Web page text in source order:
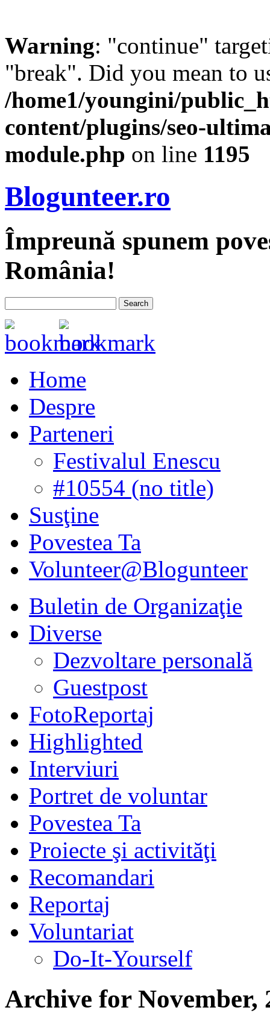
Warning: "continue"
"break". Did you mean to
/home1/youngini/
content/plugins/seo-
module.php on line 1195
Blogunteer.ro
Împreună spunem
România!
Home
Despre
Parteneri
Festivalul Enescu
#10554 (no title)
Susţine
Povestea Ta
Volunteer@Blogunteer
Buletin de Organizaţie
Diverse
Dezvoltare personală
Guestpost
FotoReportaj
Highlighted
Interviuri
Portret de voluntar
Povestea Ta
Proiecte şi activităţi
Recomandari
Reportaj
Voluntariat
Do-It-Yourself
Archive for November,